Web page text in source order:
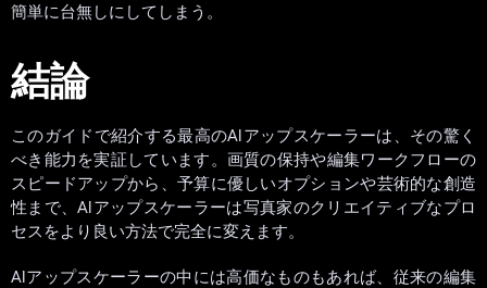
簡単に台無しにしてしまう。
結論
このガイドで紹介する最高のAIアップスケーラーは、その驚く
べき能力を実証しています。画質の保持や編集ワークフローの
スピードアップから、予算に優しいオプションや芸術的な創造
性まで、AIアップスケーラーは写真家のクリエイティブなプロ
セスをより良い方法で完全に変えます。
AIアップスケーラーの中には高価なものもあれば、従来の編集